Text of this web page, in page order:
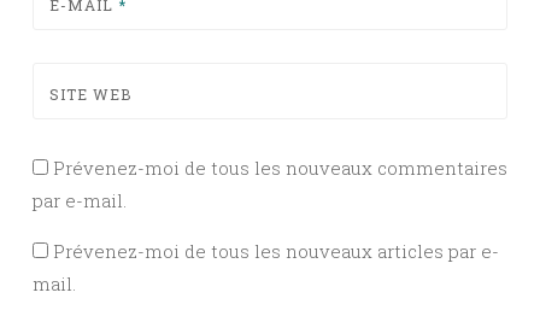
E-MAIL *
SITE WEB
Prévenez-moi de tous les nouveaux commentaires
par e-mail.
Prévenez-moi de tous les nouveaux articles par e-
mail.